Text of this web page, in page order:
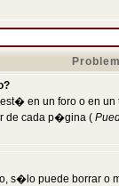
en un foro o en
de cada p�gina (
s�lo puede borrar o